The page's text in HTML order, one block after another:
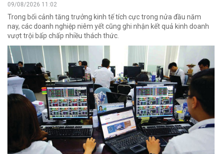
09/08/2026 11:02
Trong bối cảnh tăng trưởng kinh tế tích cực trong nửa đầu năm
nay, các doanh nghiệp niêm yết cũng ghi nhận kết quả kinh doanh
vượt trội bấp chấp nhiều thách thức.